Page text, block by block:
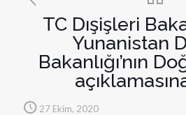
TC Dışişleri
Yunanistan
Bakanlığı’nın
27 Ekim, 2020